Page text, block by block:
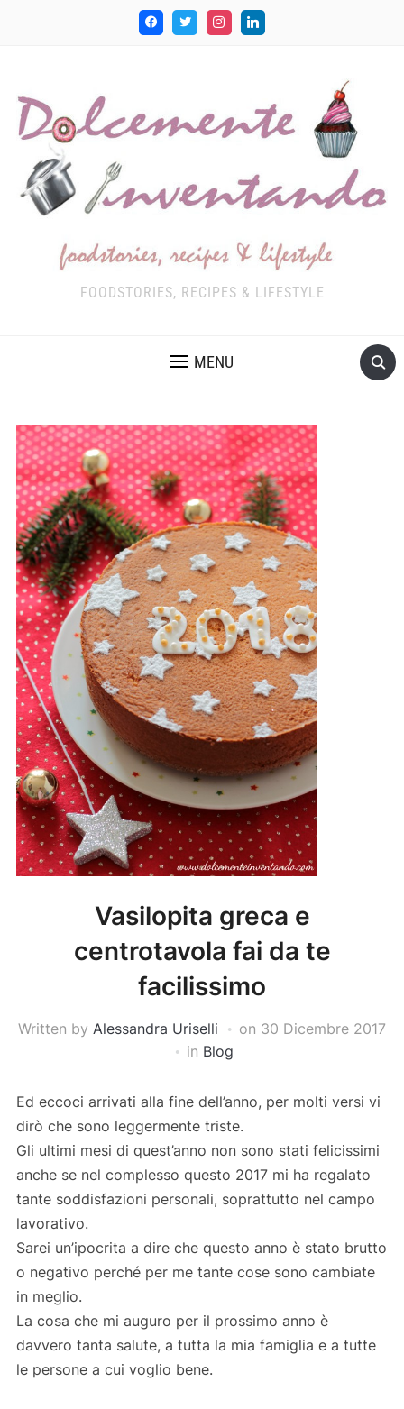
FOODSTORIES, RECIPES & LIFESTYLE
MENU
Vasilopita greca e
centrotavola fai da te
facilissimo
Written by Alessandra Uriselli on 30 Dicembre 2017
in Blog
Ed eccoci arrivati alla fine dell’anno, per molti versi vi
dirò che sono leggermente triste.
Gli ultimi mesi di quest’anno non sono stati felicissimi
anche se nel complesso questo 2017 mi ha regalato
tante soddisfazioni personali, soprattutto nel campo
lavorativo.
Sarei un’ipocrita a dire che questo anno è stato brutto
o negativo perché per me tante cose sono cambiate
in meglio.
La cosa che mi auguro per il prossimo anno è
davvero tanta salute, a tutta la mia famiglia e a tutte
le persone a cui voglio bene.